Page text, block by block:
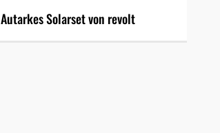
Autarkes Solarset von revolt